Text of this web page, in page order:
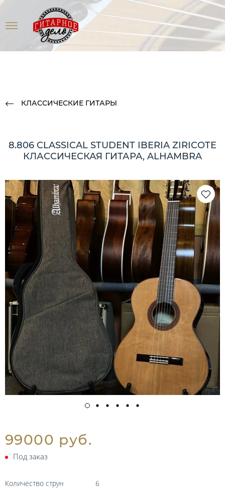
КЛАССИЧЕСКИЕ ГИТАРЫ
8.806 CLASSICAL STUDENT IBERIA ZIRICOTE
КЛАССИЧЕСКАЯ ГИТАРА, ALHAMBRA
99000 руб.
Под заказ
Количество струн
6